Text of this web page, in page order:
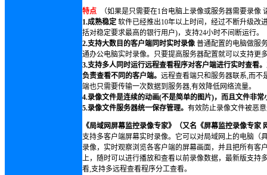
特点
（如果是只需要在1台电脑上录像或服务器需要录像
1.成熟稳定 软件已经推出10年以上时间，经过不断升级改
括对稳定要求最高的银行用户)，支持24小时不间断运行。
2.支持大数目的客户端同时实时录像普通配置的电脑做服
通办公电脑实时录像。只要提高服务器配置就可以支持更
3.支持多人同时运行远程查看程序对客户端进行实时查看
负责查看不同的客户端。 远程查看端只和服务器联系,而不
端也只需要传输一次数据到服务器,有效降低网络流量。
4.录像文件是连续的动画(不是简单的图片)，而且文件非
5.录像文件服务器统一保存管理。 有效防止录像文件被恶
《局域网屏幕监控录像专家》（又名《屏幕监控录像专家
支持多客户端屏幕实时录像。它可以对局域网上的电脑（
录像，实时观察浏览各客户端的屏幕画面，并且把所有客
上，随时可以进行播放和查看以前录像数据，最新版支持
看,支持多远程查看程序分工查看。